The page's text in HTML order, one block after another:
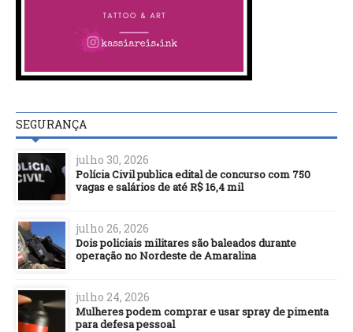
SEGURANÇA
julho 30, 2026
Polícia Civil publica edital de concurso com 750
vagas e salários de até R$ 16,4 mil
julho 26, 2026
Dois policiais militares são baleados durante
operação no Nordeste de Amaralina
julho 24, 2026
Mulheres podem comprar e usar spray de pimenta
para defesa pessoal